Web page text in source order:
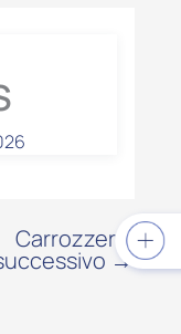
Carrozzeria
→